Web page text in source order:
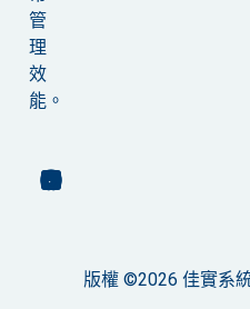
管
理
效
能。
版權 ©2026 佳實系